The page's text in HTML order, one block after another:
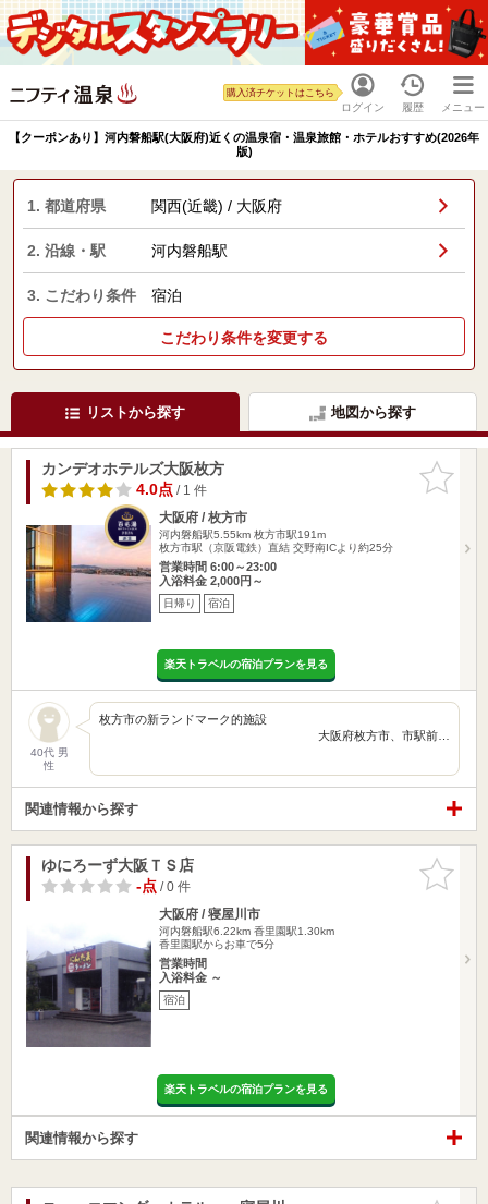
ログイン
購入済チケットはこちら
履歴 メニュー
【クーポンあり】河内磐船駅(大阪府)近くの温泉宿・温泉旅館・ホテルおすすめ(2026年
版)
1. 都道府県 関西(近畿) / 大阪府
2. 沿線・駅 河内磐船駅
3. こだわり条件 宿泊
こだわり条件を変更する
リストから探す 地図から探す
お気に入
りに追加
カンデオホテルズ大阪枚方
4.0点/ 1 件
大阪府 / 枚方市
河内磐船駅5.55km 枚方市駅191m
枚方市駅（京阪電鉄）直結 交野南ICより約25分
営業時間 6:00～23:00
入浴料金 2,000円～
日帰り 宿泊
楽天トラベルの宿泊プランを見る
40代 男
性
枚方市の新ランドマーク的施設
大阪府枚方市、市駅前…
関連情報から探す
お気に入
りに追加
ゆにろーず大阪ＴＳ店
-点/ 0 件
大阪府 / 寝屋川市
河内磐船駅6.22km 香里園駅1.30km
香里園駅からお車で5分
営業時間
入浴料金 ～
宿泊
楽天トラベルの宿泊プランを見る
関連情報から探す